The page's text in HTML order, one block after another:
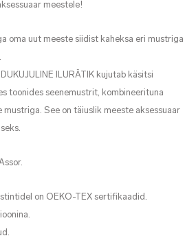
meestele!
oma uut meeste siidist kaheksa eri mustriga
ILURÄTIK kujutab käsitsi
toonides seenemustrit, kombineerituna
mustriga. See on täiuslik meeste aksessuaar
on OEKO-TEX sertifikaadid.